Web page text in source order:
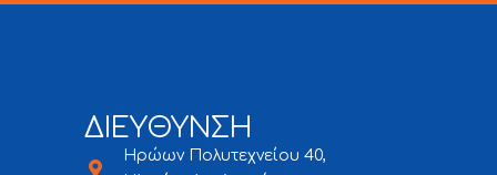
ΔΙΕΥΘΥΝΣΗ
Ηρώων Πολυτεχνείου 40,